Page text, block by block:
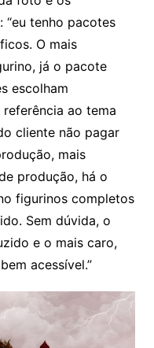
“eu tenho pacotes
O mais
já o pacote
escolham
ao tema
cliente não pagar
mais
produção, há o
figurinos completos
Sem dúvida, o
e o mais caro,
acessível.”